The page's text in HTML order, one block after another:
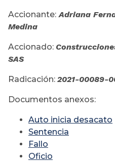
Accionante: Adriana
Medina
Accionado:
SAS
Radicación: 2021-00089-
Documentos anexos:
Auto inicia desacato
Sentencia
Fallo
Oficio